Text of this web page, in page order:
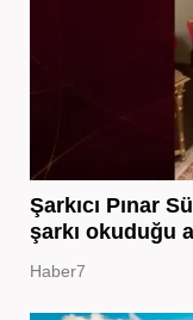
Şarkıcı Pınar
şarkı okuduğu
Haber7